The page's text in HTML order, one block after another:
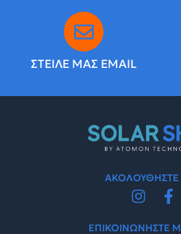
ΣΤΕΙΛΕ ΜΑΣ EMAIL
ΕΠΙΚΟΙΝΩΝΗΣΤΕ